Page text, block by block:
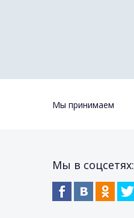
Мы принимаем
Мы в соцсетях: